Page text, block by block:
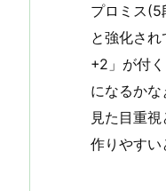
プロミス
と強化さ
+2」が付
になるかな
見た目重
作りやすい